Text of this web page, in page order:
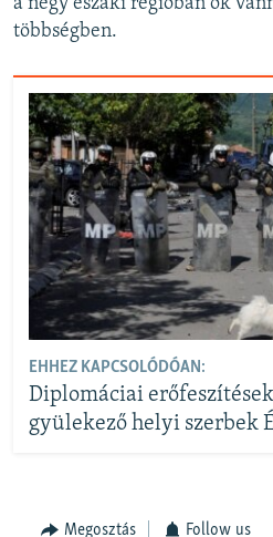
többségben.
EHHEZ KAPCSOLÓDÓAN:
Diplomáciai
gyülekező helyi szerbek
Megosztás Follow us